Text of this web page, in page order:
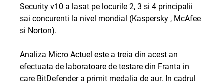
Security v10 a lasat pe locurile 2, 3 si 4 principalii
sai concurenti la nivel mondial (Kaspersky , McAfee
si Norton).
Analiza Micro Actuel este a treia din acest an
efectuata de laboratoare de testare din Franta in
care BitDefender a primit medalia de aur. In cadrul